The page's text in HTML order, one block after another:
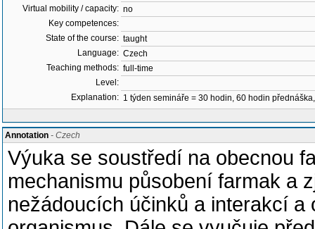
Virtual mobility / capacity: no
Key competences:
State of the course: taught
Language: Czech
Teaching methods: full-time
Level:
Explanation: 1 týden semináře = 30 hodin, 60 hodin
Annotation - Czech
Výuka se soustředí na obecnou
mechanismu působení farmak a
nežádoucích účinků a interakcí